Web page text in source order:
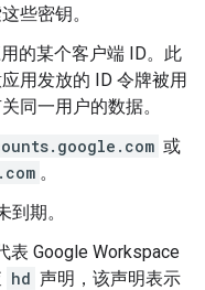
些密钥。
的某个客户端 ID。此
用发放的 ID 令牌被用
同一用户的数据。
或
。
到期。
表 Google Workspace
hd 声明，该声明表示